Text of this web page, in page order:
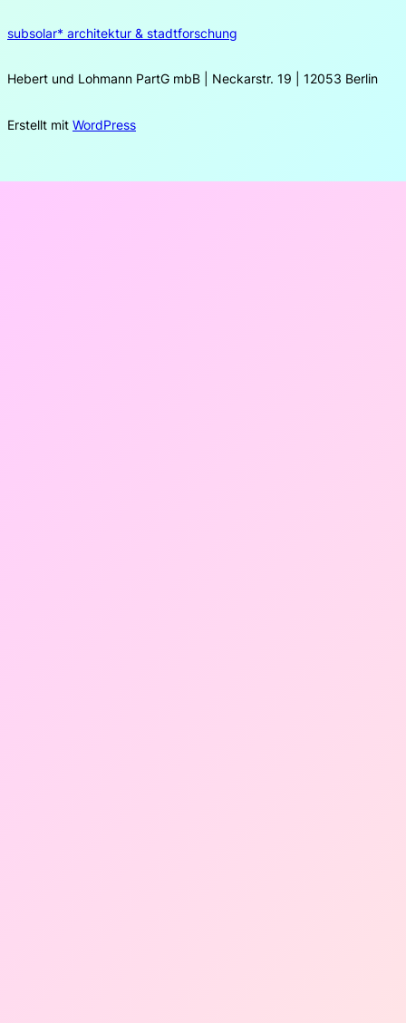
subsolar* architektur & stadtforschung
Hebert und Lohmann PartG mbB | Neckarstr. 19 | 12053 Berlin
Erstellt mit WordPress